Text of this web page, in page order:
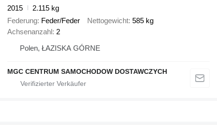
2015
2.115 kg
Federung Feder/Feder Nettogewicht 585 kg
Achsenanzahl 2
Polen, ŁAZISKA GÓRNE
MGC CENTRUM SAMOCHODOW DOSTAWCZYCH